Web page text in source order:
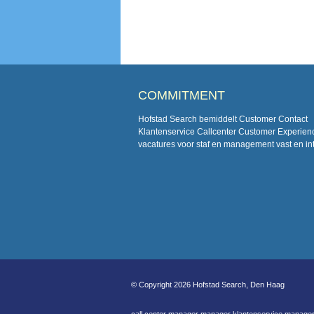
COMMITMENT
Hofstad Search bemiddelt Customer Contact
Klantenservice Callcenter Customer
vacatures voor staf en management vast en
© Copyright 2026 Hofstad Search, Den Haag